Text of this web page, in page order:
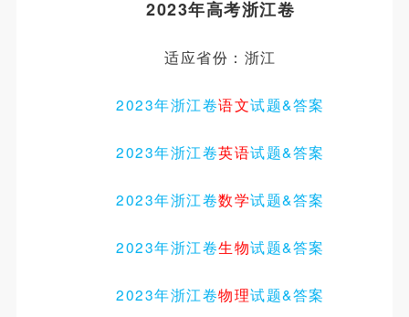
2023年高考浙江卷
适应省份：浙江
2023年浙江卷语文试题&答案
2023年浙江卷英语试题&答案
2023年浙江卷数学试题&答案
2023年浙江卷生物试题&答案
2023年浙江卷物理试题&答案